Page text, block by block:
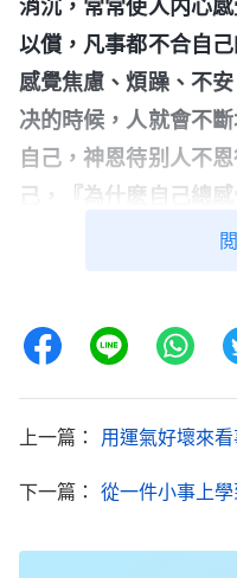
消沉，常常使人内心
以償，凡事都不合自
感覺焦慮、煩躁、不
决的時候，人就會不
自己，神恩待别人不
己，『為什麽自己總
麽壞事總臨到自己？
中；當你不斷地陷入
的事是幸運還是不幸
制住了；當你被這種
上一篇： 用運氣好壞來
下一篇： 從一件小事上